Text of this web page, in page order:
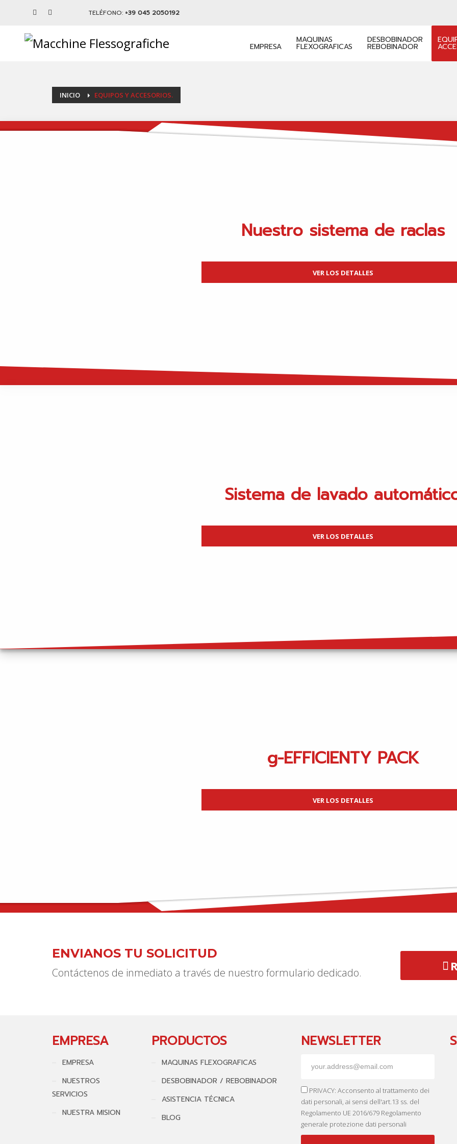
TELÉFONO: +39 045 2050192
EMPRESA
MAQUINAS
FLEXOGRAFICAS
DESBOBINADOR
REBOBINADOR
INICIO EQUIPOS Y ACCESORIOS.
Nuestro sistema de raclas
VER LOS DETALLES
Sistema de lavado
VER LOS DETALLES
g-EFFICIENTY PACK
VER LOS DETALLES
ENVIANOS TU SOLICITUD
Contáctenos de inmediato a través de nuestro formulario dedicado.
EMPRESA
EMPRESA
NUESTROS
SERVICIOS
NUESTRA MISION
PRODUCTOS
MAQUINAS FLEXOGRAFICAS
DESBOBINADOR / REBOBINADOR
ASISTENCIA TÉCNICA
BLOG
NEWSLETTER
PRIVACY: Acconsento al trattamento dei
dati personali, ai sensi dell'art.13 ss. del
Regolamento UE 2016/679 Regolamento
generale protezione dati personali